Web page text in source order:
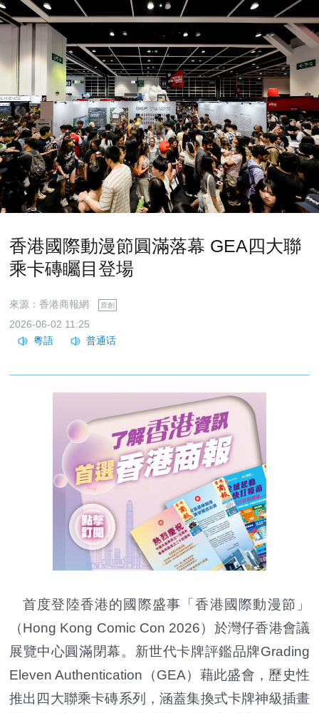
香港國際動漫節圓滿落幕 GEA四大聯
乘卡磚矚目登場
來源：香港商報網 原創
2026-06-02 11:25
首度登陸香港的國際盛事「香港國際動漫節」
（Hong Kong Comic Con 2026）於灣仔香港會議
展覽中心圓滿閉幕。新世代卡牌評鑑品牌Grading
Eleven Authentication（GEA）藉此盛會，歷史性
推出四大聯乘卡磚系列，涵蓋集換式卡牌神級插畫